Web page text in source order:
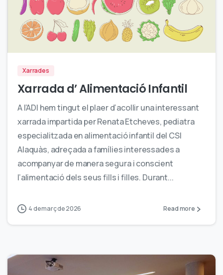
0
Xarrades
Xarrada d’ Alimentació Infantil
A l’ADI hem tingut el plaer d’acollir una interessant
xarrada impartida per Renata Etcheves, pediatra
especialitzada en alimentació infantil del CSI
Alaquàs, adreçada a famílies interessades a
acompanyar de manera segura i conscient
l’alimentació dels seus fills i filles. Durant...
4 de març de 2026 Read more